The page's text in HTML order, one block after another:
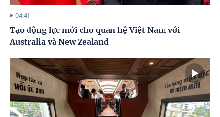
04:41
Tạo động lực mới cho quan hệ Việt Nam với
Australia và New Zealand